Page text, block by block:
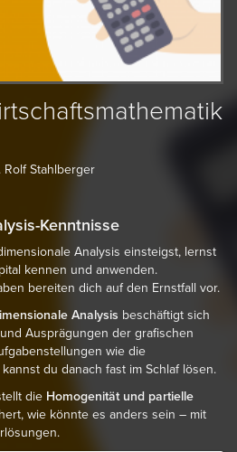
Rolf Stahlberger
Kenntnisse
Analysis einsteigst, lernst
kennen und anwenden.
bereiten dich auf den Ernstfall vor.
Analysis beschäftigt sich
Ausprägungen der grafischen
wie die
kannst du danach fast im Schlaf lösen.
die Homogenität und partielle
wie könnte es anders sein – mit